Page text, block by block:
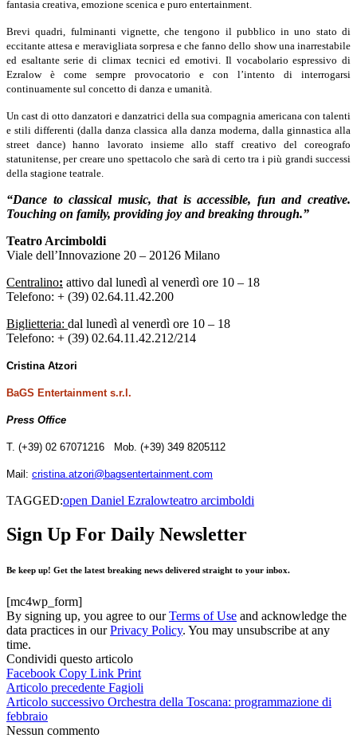
fantasia creativa, emozione scenica e puro entertainment.
Brevi quadri, fulminanti vignette, che tengono il pubblico in uno stato di
eccitante attesa e meravigliata sorpresa e che fanno dello show una inarrestabile
ed esaltante serie di climax tecnici ed emotivi. Il vocabolario espressivo di
Ezralow è come sempre provocatorio e con l’intento di interrogarsi
continuamente sul concetto di danza e umanità.
Un cast di otto danzatori e danzatrici della sua compagnia americana con talenti
e stili differenti (dalla danza classica alla danza moderna, dalla ginnastica alla
street dance) hanno lavorato insieme allo staff creativo del coreografo
statunitense, per creare uno spettacolo che sarà di certo tra i più grandi successi
della stagione teatrale.
“Dance to classical music, that is accessible, fun and creative.
Touching on family, providing joy and breaking through.”
Teatro Arcimboldi
Viale dell’Innovazione 20 – 20126 Milano
Centralino: attivo dal lunedì al venerdì ore 10 – 18
Telefono: + (39) 02.64.11.42.200
Biglietteria: dal lunedì al venerdì ore 10 – 18
Telefono: + (39) 02.64.11.42.212/214
Cristina Atzori
BaGS Entertainment s.r.l.
Press Office
T. (+39) 02 67071216 Mob. (+39) 349 8205112
Mail: cristina.atzori@bagsentertainment.com
TAGGED:open Daniel Ezralowteatro arcimboldi
Sign Up For Daily Newsletter
Be keep up! Get the latest breaking news delivered straight to your inbox.
[mc4wp_form]
By signing up, you agree to ourTerms of Use and acknowledge the
data practices in ourPrivacy Policy. You may unsubscribe at any
time.
Condividi questo articolo
Facebook Copy Link Print
Articolo precedente Fagioli
Articolo successivo Orchestra della Toscana: programmazione di
febbraio
Nessun commento